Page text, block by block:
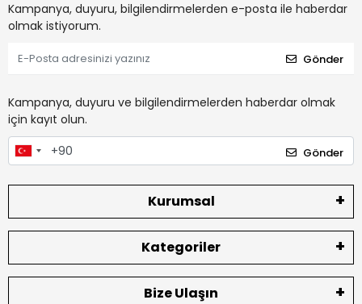
Kampanya, duyuru, bilgilendirmelerden e-posta ile haberdar
olmak istiyorum.
Gönder
Kampanya, duyuru ve bilgilendirmelerden haberdar olmak
için kayıt olun.
Gönder
Kurumsal
Kategoriler
Bize Ulaşın